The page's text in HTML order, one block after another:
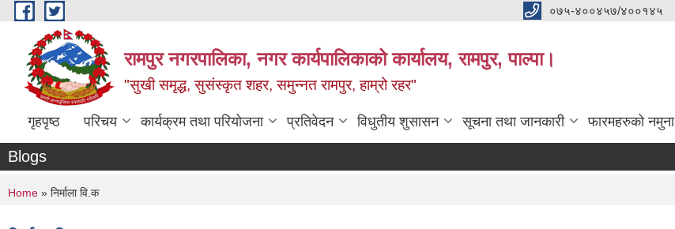
Skip to main content ०७५-४००४५७/४००१४५
रामपुर नगरपालिका, नगर कार्यपालिकाको कार्यालय, रामपुर, पाल्पा।
"सुखी समृद्ध, सुसंस्कृत शहर, समुन्नत रामपुर, हाम्रो रहर"
गृहपृष्ठ परिचय कार्यक्रम तथा परियोजना प्रतिवेदन विधुतीय शुसासन सूचना तथा जानकारी फारमहरुको नमुना
Blogs
You are here
Home » निर्माला वि.क